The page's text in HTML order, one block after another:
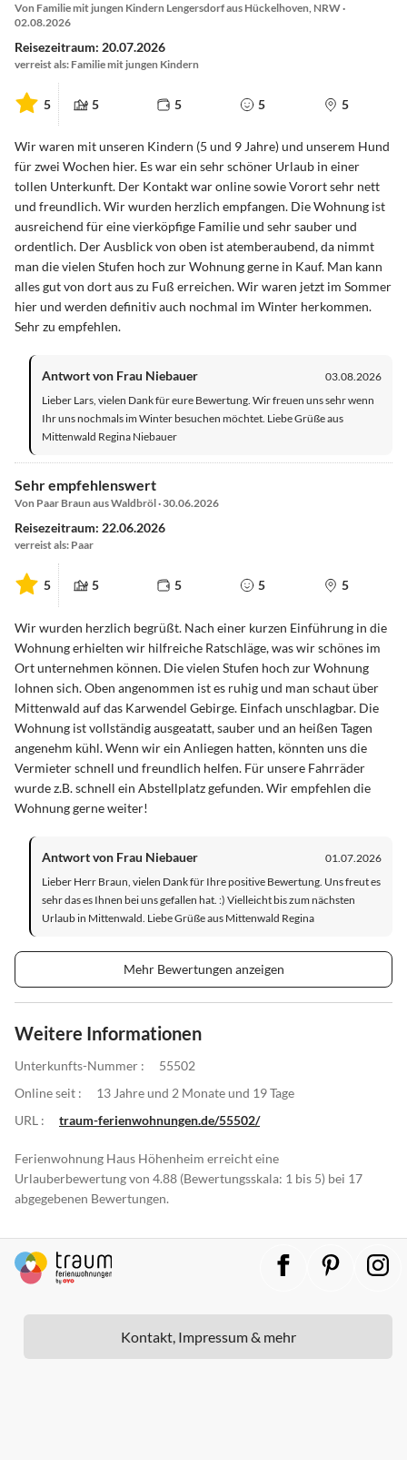
Von Familie mit jungen Kindern Lengersdorf aus Hückelhoven, NRW ·
02.08.2026
Reisezeitraum: 20.07.2026
verreist als: Familie mit jungen Kindern
5 5 5 5 5
Wir waren mit unseren Kindern (5 und 9 Jahre) und unserem Hund
für zwei Wochen hier. Es war ein sehr schöner Urlaub in einer
tollen Unterkunft. Der Kontakt war online sowie Vorort sehr nett
und freundlich. Wir wurden herzlich empfangen. Die Wohnung ist
ausreichend für eine vierköpfige Familie und sehr sauber und
ordentlich. Der Ausblick von oben ist atemberaubend, da nimmt
man die vielen Stufen hoch zur Wohnung gerne in Kauf. Man kann
alles gut von dort aus zu Fuß erreichen. Wir waren jetzt im Sommer
hier und werden definitiv auch nochmal im Winter herkommen.
Sehr zu empfehlen.
Antwort von Frau Niebauer
03.08.2026
Lieber Lars, vielen Dank für eure Bewertung. Wir freuen uns sehr wenn
Ihr uns nochmals im Winter besuchen möchtet. Liebe Grüße aus
Mittenwald Regina Niebauer
Sehr empfehlenswert
Von Paar Braun aus Waldbröl · 30.06.2026
Reisezeitraum: 22.06.2026
verreist als: Paar
5 5 5 5 5
Wir wurden herzlich begrüßt. Nach einer kurzen Einführung in die
Wohnung erhielten wir hilfreiche Ratschläge, was wir schönes im
Ort unternehmen können. Die vielen Stufen hoch zur Wohnung
lohnen sich. Oben angenommen ist es ruhig und man schaut über
Mittenwald auf das Karwendel Gebirge. Einfach unschlagbar. Die
Wohnung ist vollständig ausgeatatt, sauber und an heißen Tagen
angenehm kühl. Wenn wir ein Anliegen hatten, könnten uns die
Vermieter schnell und freundlich helfen. Für unsere Fahrräder
wurde z.B. schnell ein Abstellplatz gefunden. Wir empfehlen die
Wohnung gerne weiter!
Antwort von Frau Niebauer
01.07.2026
Lieber Herr Braun, vielen Dank für Ihre positive Bewertung. Uns freut es
sehr das es Ihnen bei uns gefallen hat. :) Vielleicht bis zum nächsten
Urlaub in Mittenwald. Liebe Grüße aus Mittenwald Regina
Mehr Bewertungen anzeigen
Weitere Informationen
Unterkunfts-Nummer :
55502
Online seit :
13 Jahre und 2 Monate und 19 Tage
URL :
traum-ferienwohnungen.de/55502/
Ferienwohnung Haus Höhenheim erreicht eine
Urlauberbewertung von 4.88 (Bewertungsskala: 1 bis 5) bei 17
abgegebenen Bewertungen.
Kontakt, Impressum & mehr